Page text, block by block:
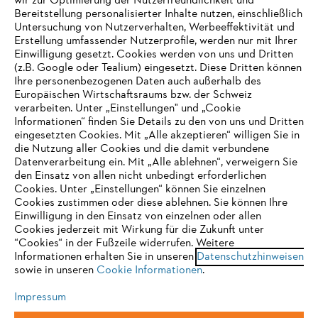
Häufig gestellte Fragen
Support
Datenschutz Impressum Cookies
Rechtliche Informationen
STIHL VERTRIEBS AG, 8617 Mönchaltorf
IHR BROWSER WIRD NICHT
UNTERSTÜTZT
Sie nutzen einen Browser, den wir noch nicht unterstützen. Für
eine optimale Nutzung unserer Seite empfehlen wir Ihnen, zu
einem der folgenden Browser zu wechseln:
Firefox Chrome
Bereitstellung personalisierter Inhalte nutzen, einschließlich
Untersuchung von Nutzerverhalten, Werbeeffektivität und
Erstellung umfassender Nutzerprofile, werden nur mit Ihrer
Einwilligung gesetzt. Cookies werden von uns und Dritten
(z.B. Google oder Tealium) eingesetzt. Diese Dritten können
Ihre personenbezogenen Daten auch außerhalb des
Europäischen Wirtschaftsraums bzw. der Schweiz
verarbeiten. Unter „Einstellungen" und „Cookie
Informationen“ finden Sie Details zu den von uns und Dritten
eingesetzten Cookies. Mit „Alle akzeptieren“ willigen Sie in
die Nutzung aller Cookies und die damit verbundene
Datenverarbeitung ein. Mit „Alle ablehnen“, verweigern Sie
den Einsatz von allen nicht unbedingt erforderlichen
Cookies. Unter „Einstellungen“ können Sie einzelnen
Cookies zustimmen oder diese ablehnen. Sie können Ihre
Einwilligung in den Einsatz von einzelnen oder allen
Cookies jederzeit mit Wirkung für die Zukunft unter
“Cookies“ in der Fußzeile widerrufen. Weitere
Informationen erhalten Sie in unseren Datenschutzhinweisen
sowie in unseren Cookie Informationen.
Impressum